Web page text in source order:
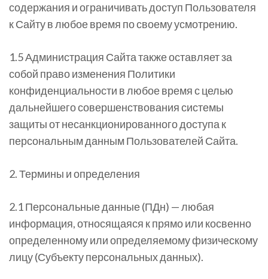
содержания и ограничивать доступ Пользователя
к Сайту в любое время по своему усмотрению.
1.5 Администрация Сайта также оставляет за
собой право изменения Политики
конфиденциальности в любое время с целью
дальнейшего совершенствования системы
защиты от несанкционированного доступа к
персональным данным Пользователей Сайта.
2. Термины и определения
2.1 Персональные данные (ПДн) — любая
информация, относящаяся к прямо или косвенно
определенному или определяемому физическому
лицу (Субъекту персональных данных).